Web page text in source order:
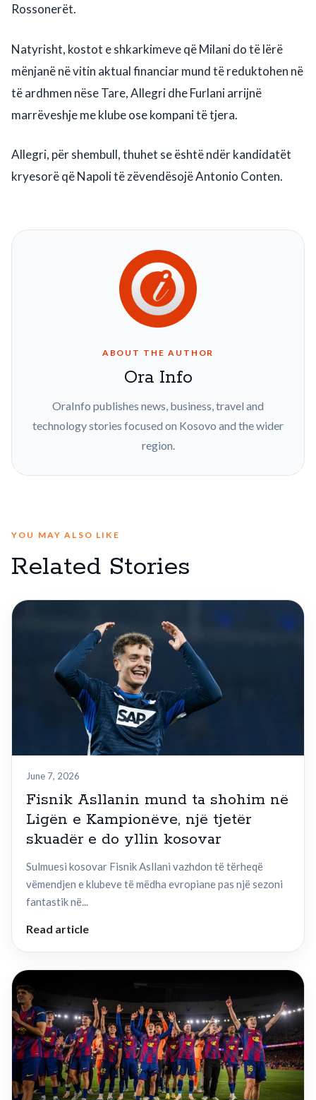
Rossonerët.
Natyrisht, kostot e shkarkimeve që Milani do të lërë
mënjanë në vitin aktual financiar mund të reduktohen në
të ardhmen nëse Tare, Allegri dhe Furlani arrijnë
marrëveshje me klube ose kompani të tjera.
Allegri, për shembull, thuhet se është ndër kandidatët
kryesorë që Napoli të zëvendësojë Antonio Conten.
ABOUT THE AUTHOR
Ora Info
OraInfo publishes news, business, travel and
technology stories focused on Kosovo and the wider
region.
YOU MAY ALSO LIKE
Related Stories
June 7, 2026
Fisnik Asllanin mund ta shohim në
Ligën e Kampionëve, një tjetër
skuadër e do yllin kosovar
Sulmuesi kosovar Fisnik Asllani vazhdon të tërheqë
vëmendjen e klubeve të mëdha evropiane pas një sezoni
fantastik në...
Read article